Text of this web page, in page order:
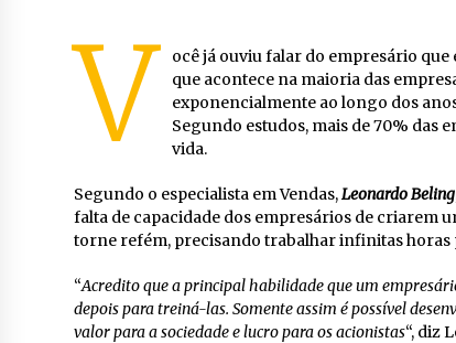
V
ocê já ouviu falar do empresário
que acontece na maioria das
exponencialmente ao longo dos
Segundo estudos, mais de 70% das
vida.
Segundo o especialista em Vendas,Leonardo Beling
falta de capacidade dos empresários de criarem
torne refém, precisando trabalhar infinitas horas
“Acredito que a principal habilidade que um
depois para treiná-las. Somente assim é possível
valor para a sociedade e lucro para os acionistas“, diz